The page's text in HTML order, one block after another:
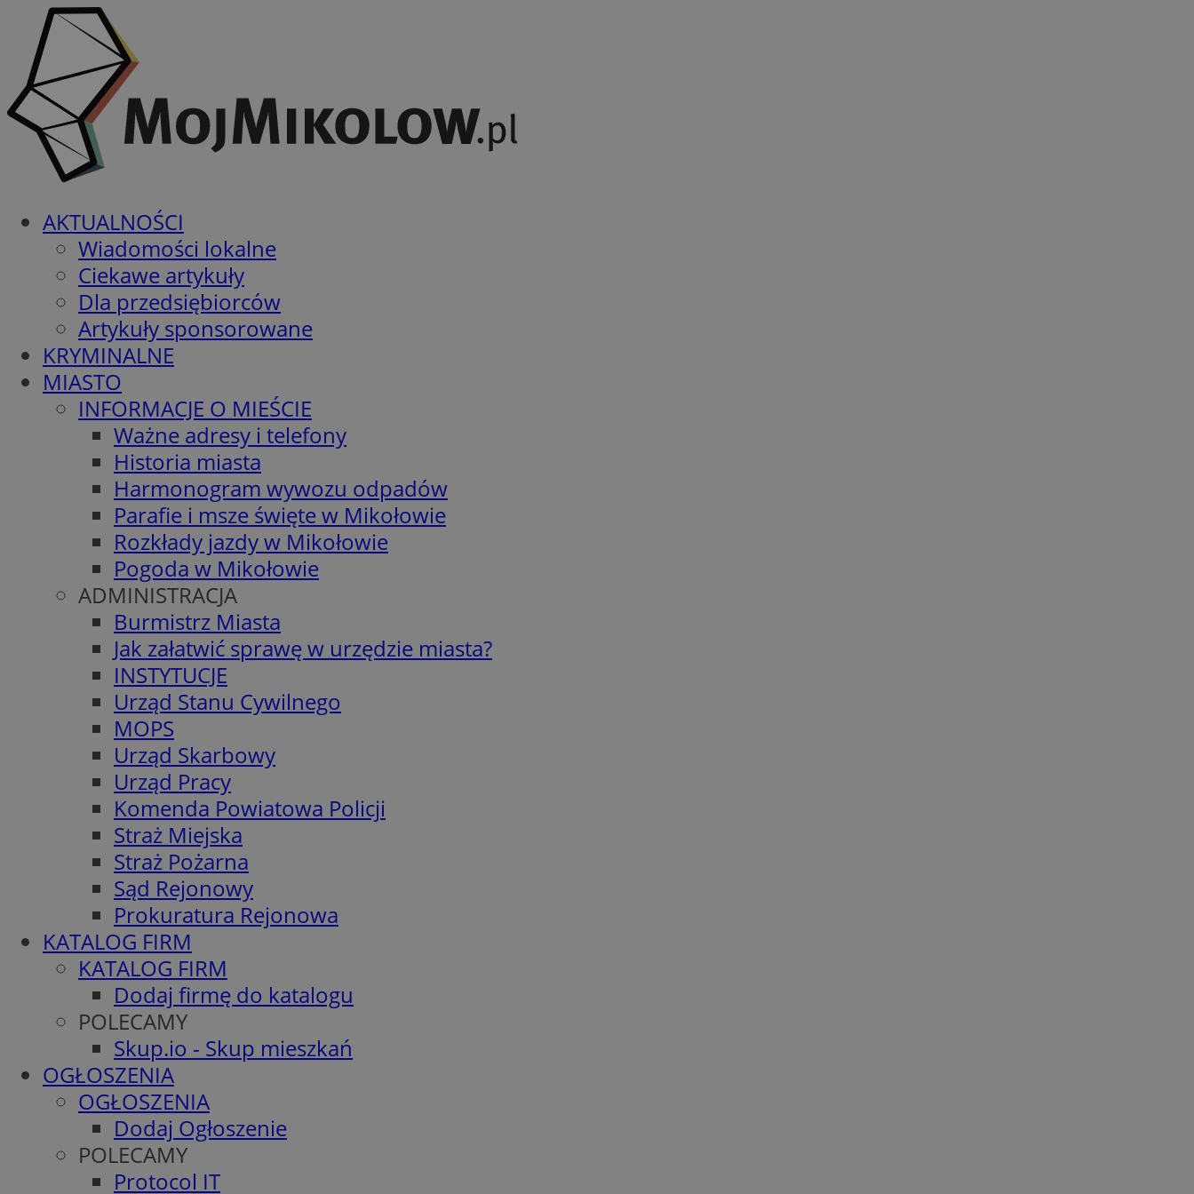
AKTUALNOŚCI
Wiadomości lokalne
Ciekawe artykuły
Dla przedsiębiorców
Artykuły sponsorowane
KRYMINALNE
MIASTO
INFORMACJE O MIEŚCIE
Ważne adresy i telefony
Historia miasta
Harmonogram wywozu odpadów
Parafie i msze święte w Mikołowie
Rozkłady jazdy w Mikołowie
Pogoda w Mikołowie
ADMINISTRACJA
Burmistrz Miasta
Jak załatwić sprawę w urzędzie miasta?
INSTYTUCJE
Urząd Stanu Cywilnego
MOPS
Urząd Skarbowy
Urząd Pracy
Komenda Powiatowa Policji
Straż Miejska
Straż Pożarna
Sąd Rejonowy
Prokuratura Rejonowa
KATALOG FIRM
KATALOG FIRM
Dodaj firmę do katalogu
POLECAMY
Skup.io - Skup mieszkań
OGŁOSZENIA
OGŁOSZENIA
Dodaj Ogłoszenie
POLECAMY
Protocol IT